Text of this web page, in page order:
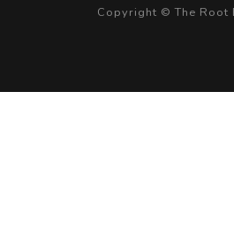
Copyright © The Root